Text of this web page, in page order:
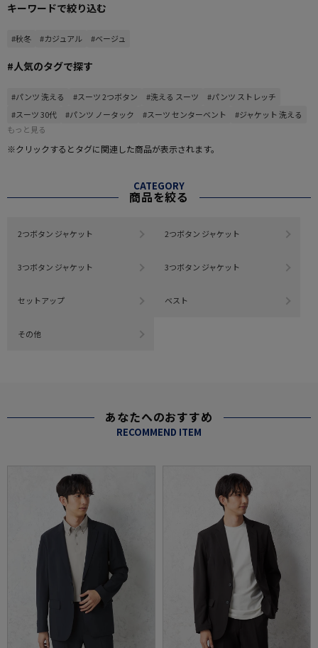
キーワードで絞り込む
#秋冬 #カジュアル #ベージュ
#人気のタグで探す
#パンツ 洗える #スーツ 2つボタン #洗える スーツ
#パンツ ストレッチ
#スーツ 30代
#パンツ ノータック #スーツ センターベント
#ジャケット 洗える
もっと見る
※クリックするとタグに関連した商品が表示されます。
CATEGORY
商品を絞る
2つボタン ジャケット 2つボタン ジャケット
3つボタン ジャケット 3つボタン ジャケット
セットアップ ベスト
その他
あなたへのおすすめ
RECOMMEND ITEM